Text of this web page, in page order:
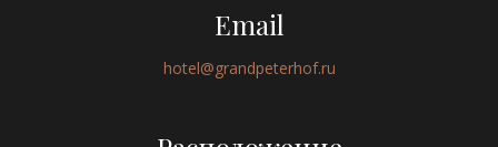
Email
hotel@grandpeterhof.ru